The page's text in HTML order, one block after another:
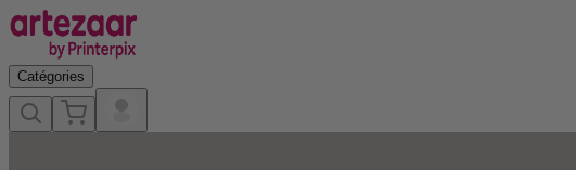
Catégories